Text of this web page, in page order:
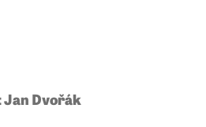
Jan Dvořák